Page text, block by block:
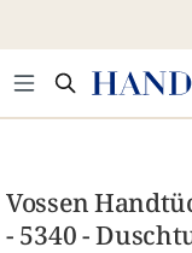
Vossen
- 5340 -